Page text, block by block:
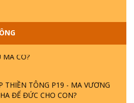
THIỀN TÔNG ĐẶC BIỆT PHẦN 20
NHÂN LÀ AI? PHIỀN NÃO
MÀ CÓ?
THIỀN TÔNG P19 - MA VƯƠNG
ĐỂ ĐỨC CHO CON?